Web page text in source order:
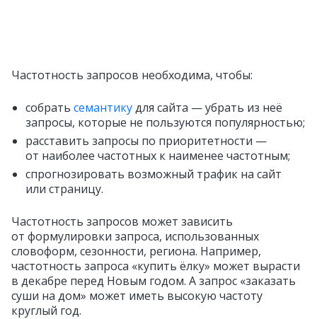
Частотность запросов необходима, чтобы:
собрать семантикудля сайта — убрать из неё
запросы, которые не пользуются популярностью;
расставить запросы по приоритетности —
от наиболее частотных к наименее частотным;
спрогнозировать возможный трафик на сайт
или страницу.
Частотность запросов может зависить
от формулировки запроса, использованных
словоформ, сезонности, региона. Например,
частотность запроса «купить ёлку» может вырасти
в декабре перед Новым годом. А запрос «заказать
суши на дом» может иметь высокую частоту
круглый год.